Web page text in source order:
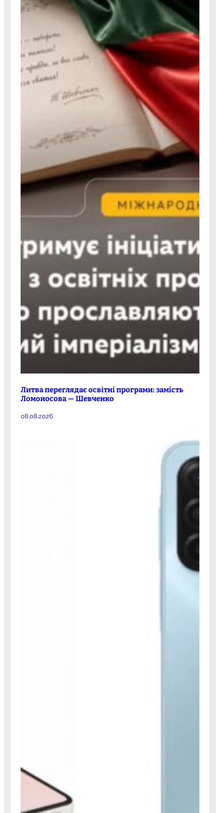
Литва переглядає освітні програми: замість
Ломоносова — Шевченко
08.08.2026